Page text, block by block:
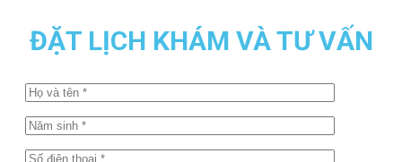
ĐẶT LỊCH KHÁM VÀ TƯ VẤN